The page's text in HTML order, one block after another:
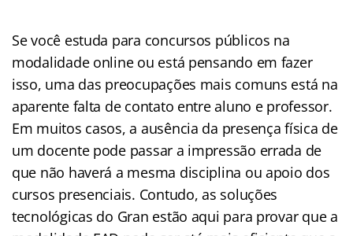
Se você estuda para concursos públicos na
modalidade online ou está pensando em fazer
isso, uma das preocupações mais comuns está na
aparente falta de contato entre aluno e professor.
Em muitos casos, a ausência da presença física de
um docente pode passar a impressão errada de
que não haverá a mesma disciplina ou apoio dos
cursos presenciais. Contudo, as soluções
tecnológicas do Gran estão aqui para provar que a